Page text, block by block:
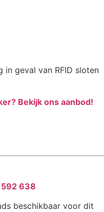
geval van RFID sloten
Bekijk ons aanbod!
638
beschikbaar voor dit